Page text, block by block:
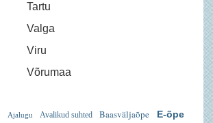
Tartu
Valga
Viru
Võrumaa
Ajalugu Avalikud suhted Baasväljaõpe E-õpe